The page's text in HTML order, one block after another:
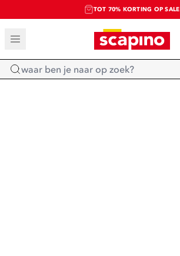
TOT 70% KORTING OP SALE
SALE: LAATSTE KANS!
SHOP NIEUW
Home